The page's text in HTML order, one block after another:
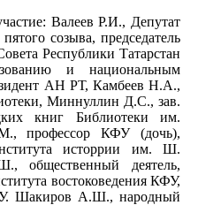
Валеев Р.И., Депутат
созыва, председатель
Республики Татарстан
и национальным
АН РТ, Камбеев Н.А.,
Миннуллин Д.С., зав.
книг Библиотеки им.
профессор КФУ (дочь),
исторрии им. Ш.
общественный деятель,
востоковедения КФУ,
Шакиров А.Ш., народный